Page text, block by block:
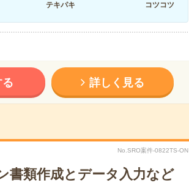
テキパキ
コツコツ
る 詳しく見る
No.SRO案件-0822TS-ON
書類作成とデータ入力など